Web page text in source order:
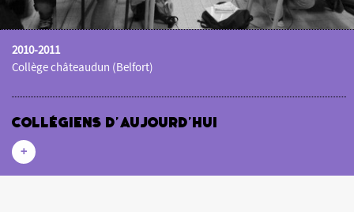
2010-2011
Collège châteaudun (Belfort)
Collégiens d’aujourd’hui
+